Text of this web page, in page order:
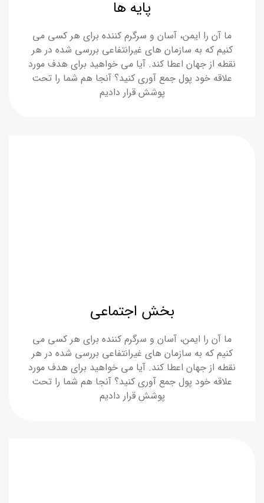
پایه ها
ما آن را ایمن، آسان و سرگرم کننده برای هر کسی می
کنیم که به سازمان های غیرانتفاعی بررسی شده در هر
نقطه از جهان اعطا کند. آیا می خواهید برای هدف مورد
علاقه خود پول جمع آوری کنید؟ آنجا هم شما را تحت
پوشش قرار دادیم
بخش اجتماعی
ما آن را ایمن، آسان و سرگرم کننده برای هر کسی می
کنیم که به سازمان های غیرانتفاعی بررسی شده در هر
نقطه از جهان اعطا کند. آیا می خواهید برای هدف مورد
علاقه خود پول جمع آوری کنید؟ آنجا هم شما را تحت
پوشش قرار دادیم